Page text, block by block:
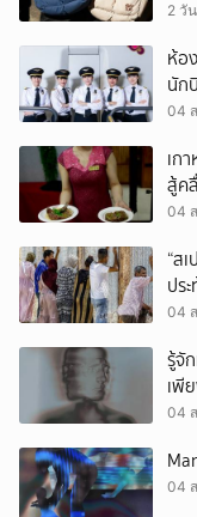
2 วั
ห้อ
นัก
บิน
04
เก
สู้ค
04
“ส
ปร
เมื
04
รู้จั
เพี
04
04